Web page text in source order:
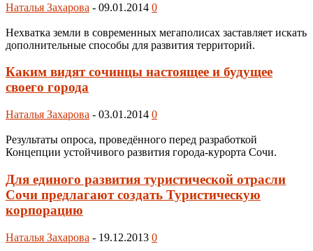
Наталья Захарова - 09.01.2014 0
Нехватка земли в современных мегаполисах заставляет искать
дополнительные способы для развития территорий.
Каким видят сочинцы настоящее и будущее
своего города
Наталья Захарова - 03.01.2014 0
Результаты опроса, проведённого перед разработкой
Концепции устойчивого развития города-курорта Сочи.
Для единого развития туристической отрасли
Сочи предлагают создать Туристическую
корпорацию
Наталья Захарова - 19.12.2013 0